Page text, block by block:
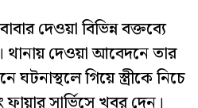
দেওয়া বিভিন্ন বক্তব্যে
দেওয়া আবেদনে তার
ঘটনাস্থলে গিয়ে স্ত্রীকে নিচে